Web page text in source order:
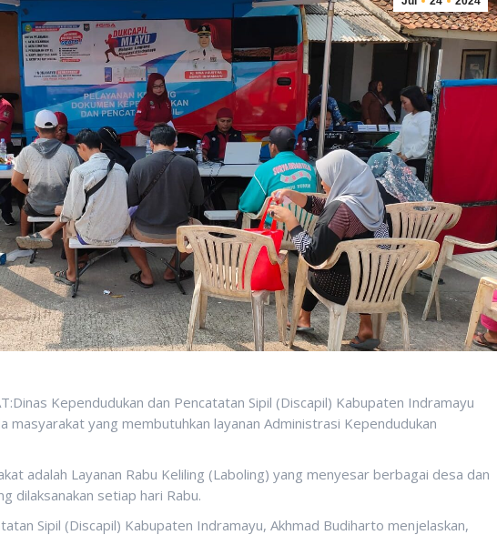
Kependudukan dan Pencatatan Sipil (Discapil) Kabupaten Indramayu
masyarakat yang membutuhkan layanan Administrasi Kependudukan
adalah Layanan Rabu Keliling (Laboling) yang menyesar berbagai desa dan
dilaksanakan setiap hari Rabu.
Sipil (Discapil) Kabupaten Indramayu, Akhmad Budiharto menjelaskan,